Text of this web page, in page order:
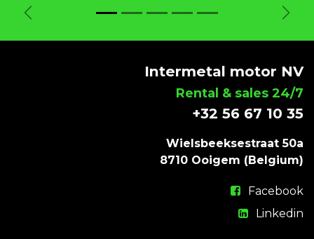
Vorige
Intermetal motor NV
Rental & sales 24/7
+32 56 67 10 35
Wielsbeeksestraat 50a
8710 Ooigem (Belgium)
Facebook
Linkedin